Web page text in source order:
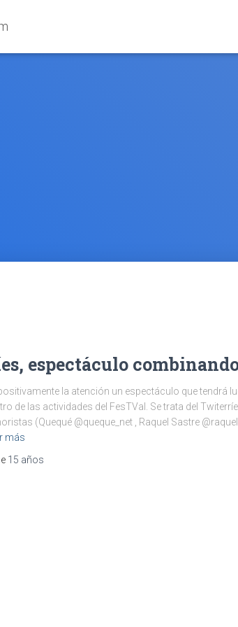
espectáculo
la atención un espectáculo que tendrá
de las actividades del FesTVal. Se trata del
(Quequé @queque_net , Raquel Sastre
más
15 años